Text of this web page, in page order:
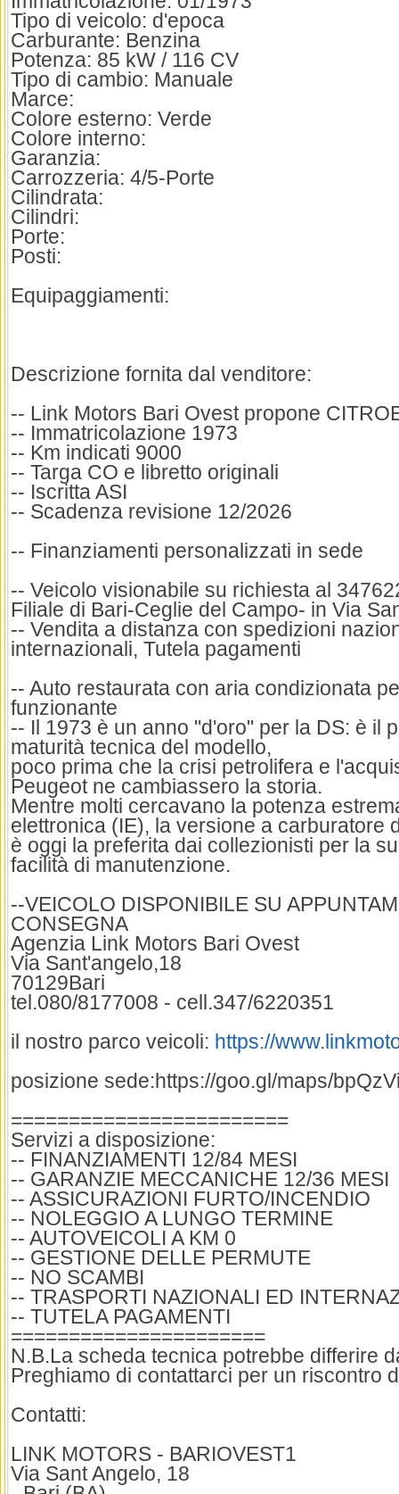
Tipo di veicolo: d'epoca
Carburante: Benzina
Potenza: 85 kW / 116 CV
Tipo di cambio: Manuale
Marce:
Colore esterno: Verde
Colore interno:
Garanzia:
Carrozzeria: 4/5-Porte
Cilindrata:
Cilindri:
Porte:
Posti:
Equipaggiamenti:
Descrizione fornita dal venditore:
-- Link Motors Bari Ovest propone
-- Immatricolazione 1973
-- Km indicati 9000
-- Targa CO e libretto originali
-- Iscritta ASI
-- Scadenza revisione 12/2026
-- Finanziamenti personalizzati in sede
-- Veicolo visionabile su richiesta al
Filiale di Bari-Ceglie del Campo- in Via
-- Vendita a distanza con spedizioni
internazionali, Tutela pagamenti
-- Auto restaurata con aria condizionata
funzionante
-- Il 1973 è un anno "d'oro" per la DS: è il
maturità tecnica del modello,
poco prima che la crisi petrolifera e
Peugeot ne cambiassero la storia.
Mentre molti cercavano la potenza
elettronica (IE), la versione a carburatore
è oggi la preferita dai collezionisti per la
facilità di manutenzione.
--VEICOLO DISPONIBILE SU
CONSEGNA
Agenzia Link Motors Bari Ovest
Via Sant'angelo,18
70129Bari
tel.080/8177008 - cell.347/6220351
il nostro parco veicoli: https://
posizione sede:https://goo.gl/maps/
========================
Servizi a disposizione:
-- FINANZIAMENTI 12/84 MESI
-- GARANZIE MECCANICHE 12/36 MESI
-- ASSICURAZIONI FURTO/INCENDIO
-- NOLEGGIO A LUNGO TERMINE
-- AUTOVEICOLI A KM 0
-- GESTIONE DELLE PERMUTE
-- NO SCAMBI
-- TRASPORTI NAZIONALI ED
-- TUTELA PAGAMENTI
======================
N.B.La scheda tecnica potrebbe differire
Preghiamo di contattarci per un riscontro
Contatti:
LINK MOTORS - BARIOVEST1
Via Sant Angelo, 18